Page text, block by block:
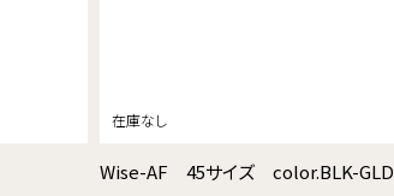
Wise-AF 45サイズ color.BLK-GLD